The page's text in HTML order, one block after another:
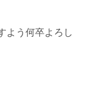
よう何卒よろし